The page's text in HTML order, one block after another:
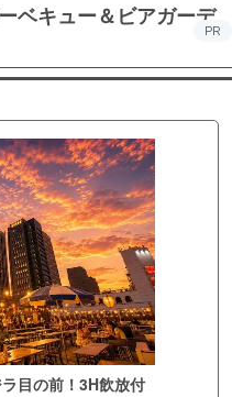
ベキュー＆ビアガーデ
PR
目の前！3H飲放付